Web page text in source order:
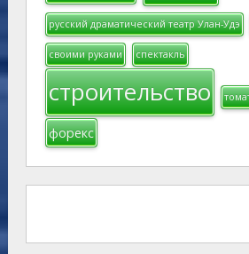
русский драматический театр Улан-Удэ
своими руками спектакль
строительство
форекс